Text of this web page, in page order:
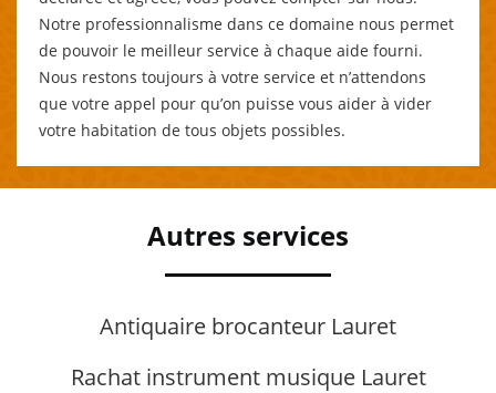
Notre professionnalisme dans ce domaine nous permet
de pouvoir le meilleur service à chaque aide fourni.
Nous restons toujours à votre service et n’attendons
que votre appel pour qu’on puisse vous aider à vider
votre habitation de tous objets possibles.
Autres services
Antiquaire brocanteur Lauret
Rachat instrument musique Lauret